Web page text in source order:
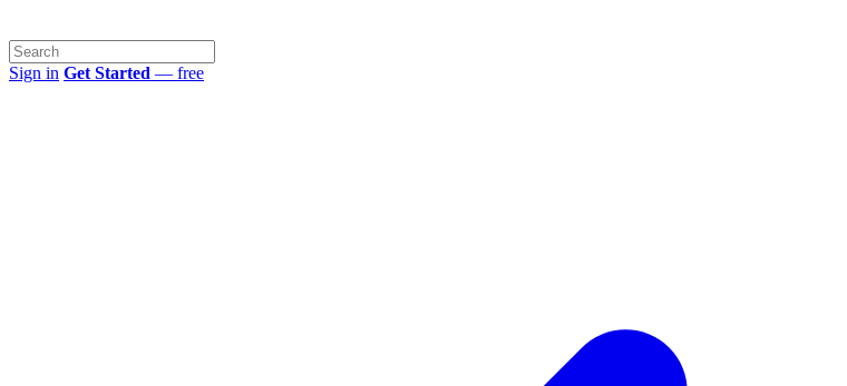
Sign in Get Started — free